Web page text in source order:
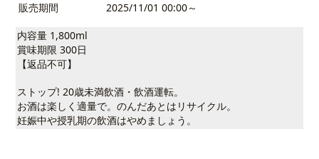
販売期間 2025/11/01 00:00～
内容量 1,800ml
賞味期限 300日
【返品不可】
ストップ! 20歳未満飲酒・飲酒運転。
お酒は楽しく適量で。のんだあとはリサイクル。
妊娠中や授乳期の飲酒はやめましょう。